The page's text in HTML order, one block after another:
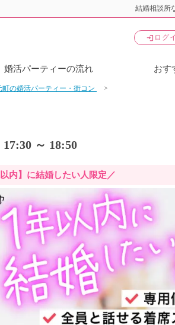
結婚相談所
login ログ
婚活パーティーの流れ おす
町の婚活パーティー・街コン
～ 18:50
内】に結婚したい人限定／